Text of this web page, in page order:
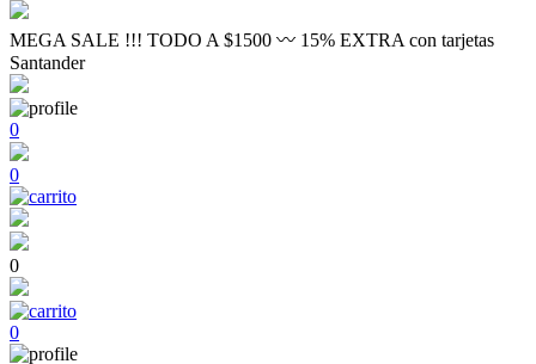
MEGA SALE !!! TODO A $1500 〰 15% EXTRA con tarjetas
Santander
0
0
0
0